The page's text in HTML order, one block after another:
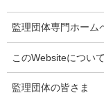
研修周知用チラシ（
５．Ｑ＆Ａ集
研修に関する疑問点
ともいき研修に関す
監理団体専門ホーム
このWebsiteについて
監理団体の皆さま